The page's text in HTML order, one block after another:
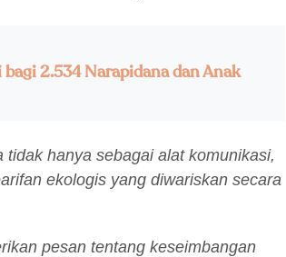
2.534 Narapidana dan Anak
hanya sebagai alat komunikasi,
ekologis yang diwariskan secara
pesan tentang keseimbangan